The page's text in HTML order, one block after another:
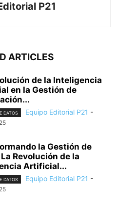
P21
ARTICLES
de la Inteligencia
en la Gestión de
DATOS Equipo Editorial P21 -
la Gestión de
Revolución de la
Artificial...
DATOS Equipo Editorial P21 -